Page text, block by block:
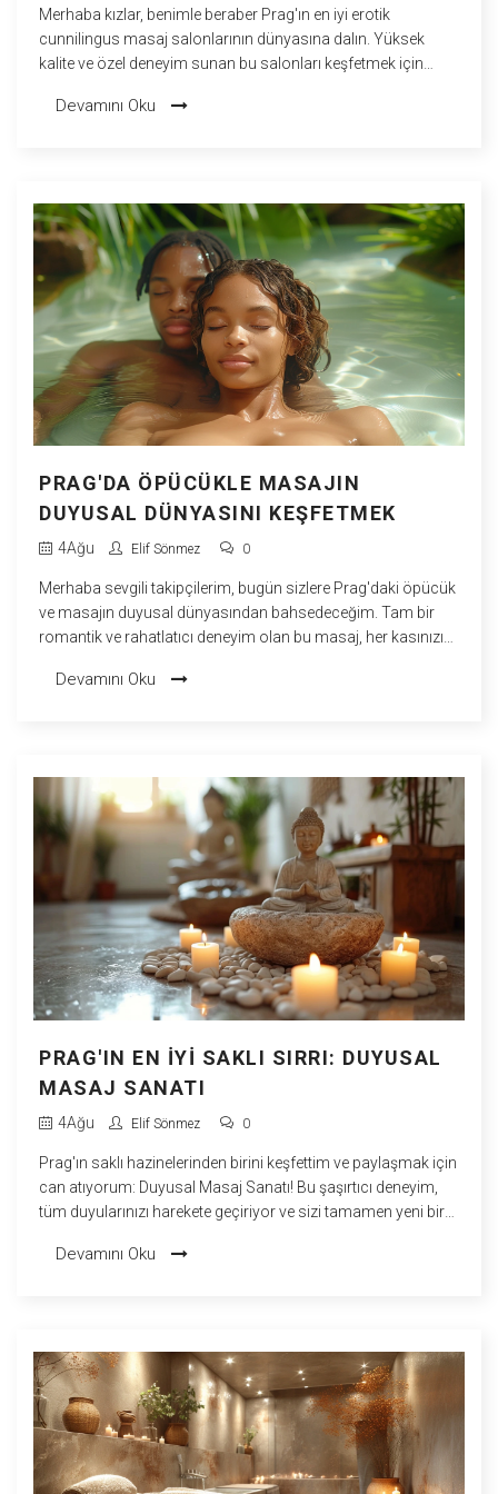
Merhaba kızlar, benimle beraber Prag'ın en iyi erotik
cunnilingus masaj salonlarının dünyasına dalın. Yüksek
kalite ve özel deneyim sunan bu salonları keşfetmek için
alarak, seçkin salonları sizler için seçtim. Deneyiminizi size
Devamını Oku
PRAG'DA ÖPÜCÜKLE MASAJIN
DUYUSAL DÜNYASINI KEŞFETMEK
4Ağu Elif Sönmez 0
Merhaba sevgili takipçilerim, bugün sizlere Prag'daki öpücük
ve masajın duyusal dünyasından bahsedeceğim. Tam bir
romantik ve rahatlatıcı deneyim olan bu masaj, her kasınızı
geçiriyor. Kendinizi pamuk gibi hafif hissetmenizi sağlayacak
dünyasında öpücükle masajın ne denli eşsiz bir deneyim
olduğunu kesinlikle anlayacaksınız!
Devamını Oku
PRAG'IN EN İYI SAKLI SIRRI: DUYUSAL
MASAJ SANATI
4Ağu Elif Sönmez 0
Prag'ın saklı hazinelerinden birini keşfettim ve paylaşmak için
can atıyorum: Duyusal Masaj Sanatı! Bu şaşırtıcı deneyim,
tüm duyularınızı harekete geçiriyor ve sizi tamamen yeni bir
daha fazlasını sunuyor, gerçekten bir rahatlama deneyimi
gerçekten hayatınızı değiştirebilir!
Devamını Oku